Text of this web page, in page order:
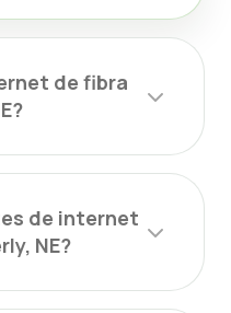
de fibra
de internet
NE?